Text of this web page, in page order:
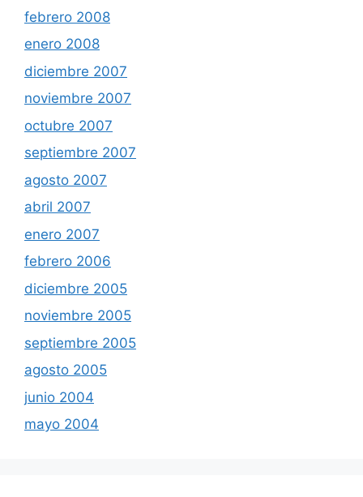
febrero 2008
enero 2008
diciembre 2007
noviembre 2007
octubre 2007
septiembre 2007
agosto 2007
abril 2007
enero 2007
febrero 2006
diciembre 2005
noviembre 2005
septiembre 2005
agosto 2005
junio 2004
mayo 2004